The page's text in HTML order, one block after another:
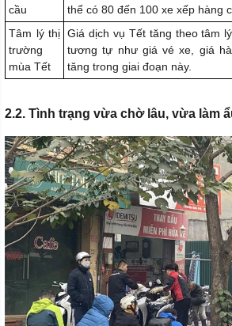
cầu
thể có 80 đến 100 xe xếp hàng
Tâm lý thị
trường
mùa Tết
Giá dịch vụ Tết tăng theo tâm
tương tự như giá vé xe, giá
tăng trong giai đoạn này.
2.2. Tình trạng vừa chờ lâu, vừa làm